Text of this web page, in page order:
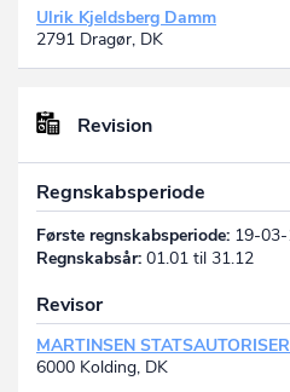
Ulrik Kjeldsberg Damm
2791 Dragør, DK
Revision
Regnskabsperiode
Første regnskabsperiode: 19-
Regnskabsår: 01.01 til 31.12
Revisor
MARTINSEN
6000 Kolding, DK